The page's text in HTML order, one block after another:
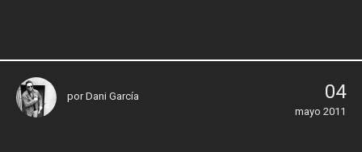
porDani García 04
mayo 2011